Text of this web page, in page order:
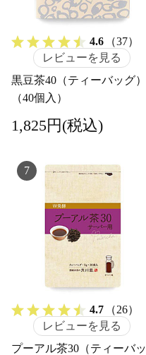
4.6
（37）
レビューを見る
黒豆茶40（ティーバッグ）
（40個入）
1,825円(税込)
7
4.7
（26）
レビューを見る
プーアル茶30（ティーバッ